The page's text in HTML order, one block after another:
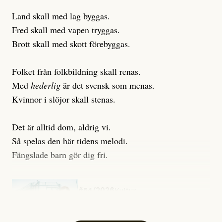
Land skall med lag byggas.
Fred skall med vapen tryggas.
Brott skall med skott förebyggas.
Folket från folkbildning skall renas.
Med hederlig är det svensk som menas.
Kvinnor i slöjor skall stenas.
Det är alltid dom, aldrig vi.
Så spelas den här tidens melodi.
Fängslade barn gör dig fri.